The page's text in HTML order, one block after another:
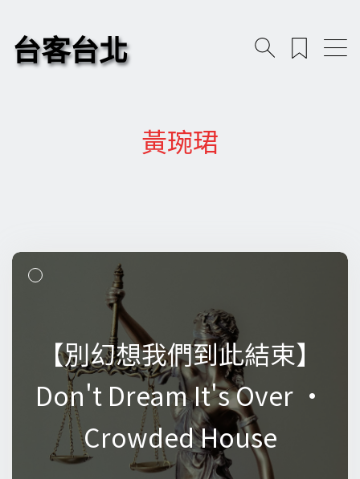
台客台北
黃琬珺
【別幻想我們到此結束】
Don't Dream It's Over •
Crowded House
【別幻想我們到此結束】
Don't Dream It's Over •
Crowded House